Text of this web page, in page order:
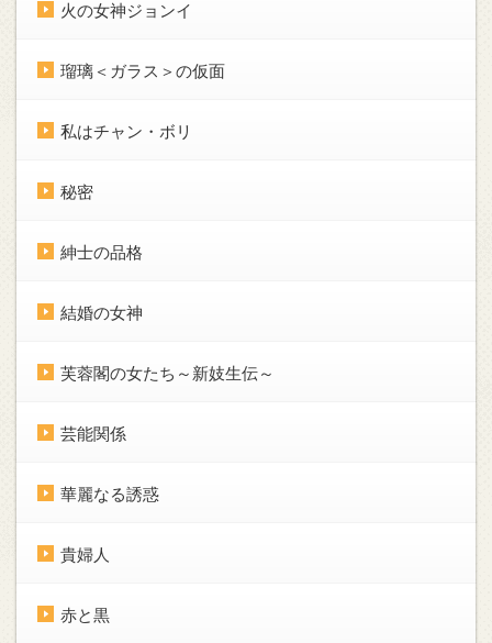
火の女神ジョンイ
瑠璃＜ガラス＞の仮面
私はチャン・ボリ
秘密
紳士の品格
結婚の女神
芙蓉閣の女たち～新妓生伝～
芸能関係
華麗なる誘惑
貴婦人
赤と黒